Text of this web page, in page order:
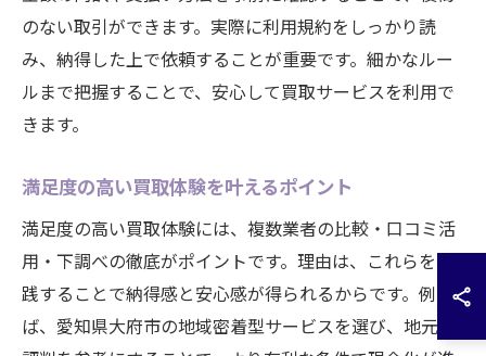
のない取引ができます。実際に利用規約をしっかり読
み、納得した上で依頼することが重要です。細かなルー
ルまで把握することで、安心して買取サービスを利用で
きます。
満足度の高い買取体験を叶えるポイント
満足度の高い買取体験には、複数業者の比較・口コミ活
用・下調べの徹底がポイントです。理由は、これらを実
践することで納得感と安心感が得られるからです。例え
ば、愛知県大府市の地域密着型サービスを選び、地元の